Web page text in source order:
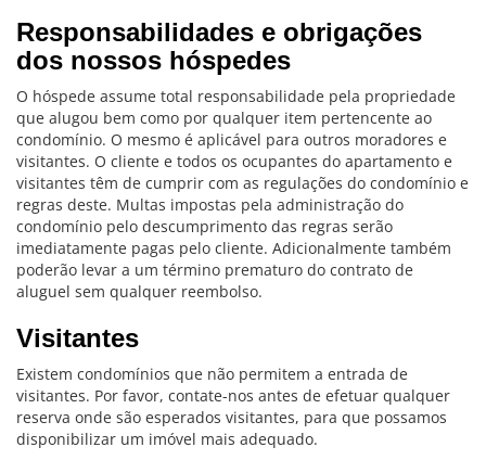
Responsabilidades e obrigações
dos nossos hóspedes
O hóspede assume total responsabilidade pela propriedade
que alugou bem como por qualquer item pertencente ao
condomínio. O mesmo é aplicável para outros moradores e
visitantes. O cliente e todos os ocupantes do apartamento e
visitantes têm de cumprir com as regulações do condomínio e
regras deste. Multas impostas pela administração do
condomínio pelo descumprimento das regras serão
imediatamente pagas pelo cliente. Adicionalmente também
poderão levar a um término prematuro do contrato de
aluguel sem qualquer reembolso.
Visitantes
Existem condomínios que não permitem a entrada de
visitantes. Por favor, contate-nos antes de efetuar qualquer
reserva onde são esperados visitantes, para que possamos
disponibilizar um imóvel mais adequado.